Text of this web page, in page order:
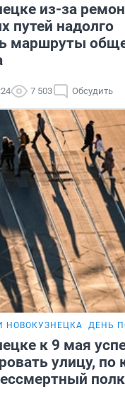
из-за
путей надолго
маршруты
7 503 Обсудить
НОВОКУЗНЕЦКА ДЕНЬ
к 9 мая
улицу, по